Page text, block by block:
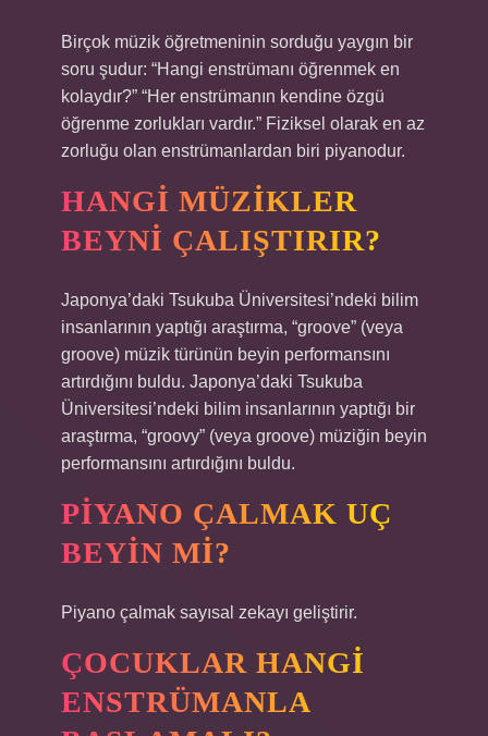
Birçok müzik öğretmeninin sorduğu yaygın bir
soru şudur: “Hangi enstrümanı öğrenmek en
kolaydır?” “Her enstrümanın kendine özgü
öğrenme zorlukları vardır.” Fiziksel olarak en az
zorluğu olan enstrümanlardan biri piyanodur.
HANGI MÜZIKLER
BEYNI ÇALIŞTIRIR?
Japonya’daki Tsukuba Üniversitesi’ndeki bilim
insanlarının yaptığı araştırma, “groove” (veya
groove) müzik türünün beyin performansını
artırdığını buldu. Japonya’daki Tsukuba
Üniversitesi’ndeki bilim insanlarının yaptığı bir
araştırma, “groovy” (veya groove) müziğin beyin
performansını artırdığını buldu.
PIYANO ÇALMAK UÇ
BEYIN MI?
Piyano çalmak sayısal zekayı geliştirir.
ÇOCUKLAR HANGI
ENSTRÜMANLA